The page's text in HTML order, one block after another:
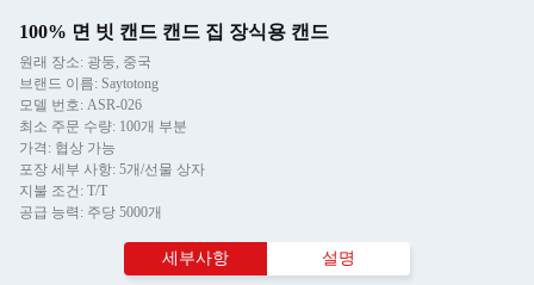
100% 면 빗 캔드 캔드 집 장식용 캔드
원래 장소: 광둥, 중국
브랜드 이름: Saytotong
모델 번호: ASR-026
최소 주문 수량: 100개 부분
가격: 협상 가능
포장 세부 사항: 5개/선물 상자
지불 조건: T/T
공급 능력: 주당 5000개
세부사항 설명